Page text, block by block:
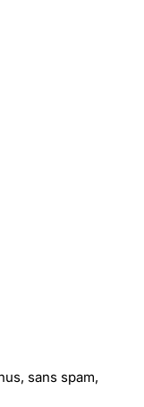
sans spam,